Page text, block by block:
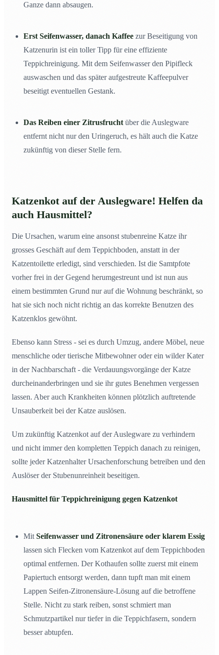
Ganze dann absaugen.
Erst Seifenwasser, danach Kaffee zur Beseitigung von
Katzenurin ist ein toller Tipp für eine effiziente
Teppichreinigung. Mit dem Seifenwasser den Pipifleck
auswaschen und das später aufgestreute Kaffeepulver
beseitigt eventuellen Gestank.
Das Reiben einer Zitrusfrucht über die Auslegware
entfernt nicht nur den Uringeruch, es hält auch die Katze
zukünftig von dieser Stelle fern.
Katzenkotauf der Auslegware! Helfen da
auch Hausmittel?
Die Ursachen, warum eine ansonst stubenreine Katze ihr
grosses Geschäft auf dem Teppichboden, anstatt in der
Katzentoilette erledigt, sind verschieden. Ist die Samtpfote
vorher frei in der Gegend herumgestreunt und ist nun aus
einem bestimmten Grund nur auf die Wohnung beschränkt, so
hat sie sich noch nicht richtig an das korrekte Benutzen des
Katzenklos gewöhnt.
Ebenso kann Stress - sei es durch Umzug, andere Möbel, neue
menschliche oder tierische Mitbewohner oder ein wilder Kater
in der Nachbarschaft - die Verdauungsvorgänge der Katze
durcheinanderbringen und sie ihr gutes Benehmen vergessen
lassen. Aber auch Krankheiten können plötzlich auftretende
Unsauberkeit bei der Katze auslösen.
Um zukünftig Katzenkot auf der Auslegware zu verhindern
und nicht immer den kompletten Teppich danach zu reinigen,
sollte jeder Katzenhalter Ursachenforschung betreiben und den
Auslöser der Stubenunreinheit beseitigen.
Hausmittel für Teppichreinigung gegen Katzenkot
Mit Seifenwasser und Zitronensäure oder klarem Essig
lassen sich Flecken vom Katzenkot auf dem Teppichboden
optimal entfernen. Der Kothaufen sollte zuerst mit einem
Papiertuch entsorgt werden, dann tupft man mit einem
Lappen Seifen-Zitronensäure-Lösung auf die betroffene
Stelle. Nicht zu stark reiben, sonst schmiert man
Schmutzpartikel nur tiefer in die Teppichfasern, sondern
besser abtupfen.